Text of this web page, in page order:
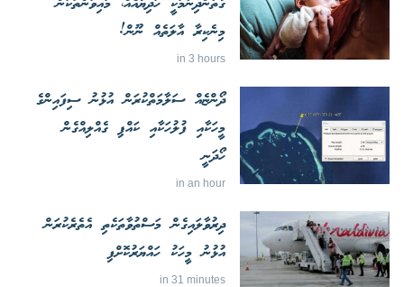
މިނެކިރާ އާލަތެއް ނޫން!
in 3 hours
ދޯންޏެއް ސަލާމަތްކުރަން އުޅުނު ސިފައިންގެ
މީހަކާއި ފުލުހަކާއި ކައްޕި ގެއްލިއްގެން
ހޯދަނީ
in an hour
ދިރުވާލައިގެން މަސްތުވާތަކެތި އެތެރެކުރަން
އުޅުނު މީހަކު ހައްޔަރުކޮށްފި
in 31 minutes